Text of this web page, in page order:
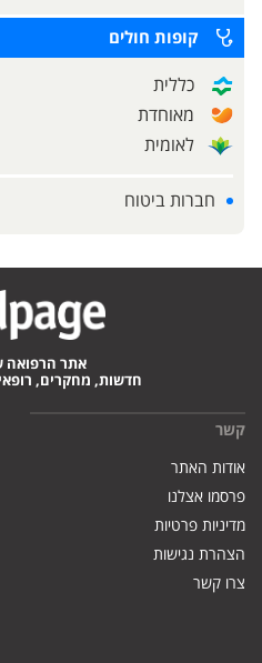
קופות חולים
כללית
מאוחדת
לאומית
חברות ביטוח
אתר הרפואה
חדשות, מחקרים,
קשר
אודות האתר
פרסמו אצלנו
מדיניות פרטיות
הצהרת נגישות
צרו קשר